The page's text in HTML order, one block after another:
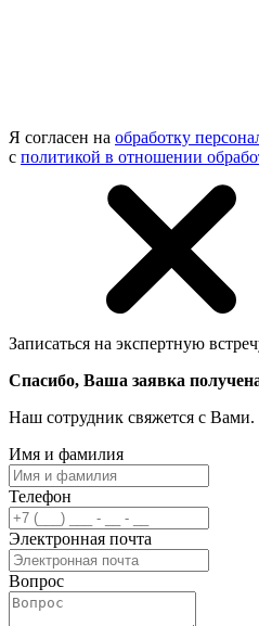
Я согласен на обработку
с политикой в отношении
Записаться на экспертную
Спасибо, Ваша заявка
Наш сотрудник свяжется с Вами.
Имя и фамилия
Телефон
Электронная почта
Вопрос